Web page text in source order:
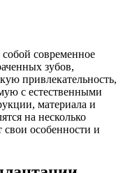
современное
зубов,
привлекательность,
с естественными
материала и
на несколько
особенности и